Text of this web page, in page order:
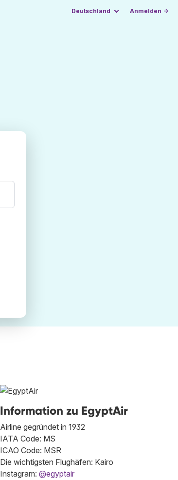
Deutschland Anmelden →
Information zu EgyptAir
Airline gegründet in 1932
IATA Code: MS
ICAO Code: MSR
Die wichtigsten Flughäfen: Kairo
Instagram: @egyptair